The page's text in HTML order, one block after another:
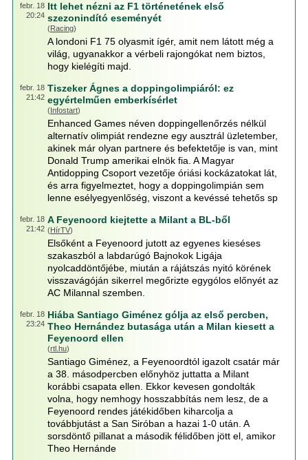
febr. 18
20:24
Itt lehet nézni az F1 történetének első
szezonindító eseményét
(Racing)
A londoni F1 75 olyasmit ígér, amit nem látott még a
világ, ugyanakkor a vérbeli rajongókat nem biztos,
hogy kielégíti majd.
febr. 18
21:42
Tiszeker Ágnes a doppingolimpiáról: ez
egyértelműen emberkísérlet
(Infostart)
Enhanced Games néven doppingellenőrzés nélkül
alternatív olimpiát rendezne egy ausztrál üzletember,
akinek már olyan partnere és befektetője is van, mint
Donald Trump amerikai elnök fia. A Magyar
Antidopping Csoport vezetője óriási kockázatokat lát,
és arra figyelmeztet, hogy a doppingolimpián sem
lenne esélyegyenlőség, viszont a kevéssé tehetős sp
febr. 18
21:42
A Feyenoord kiejtette a Milant a BL-ből
(HírTV)
Elsőként a Feyenoord jutott az egyenes kieséses
szakaszból a labdarúgó Bajnokok Ligája
nyolcaddöntőjébe, miután a rájátszás nyitó körének
visszavágóján sikerrel megőrizte egygólos előnyét az
AC Milannal szemben.
febr. 18
23:24
Hiába Santiago Giménez gólja az első percben,
Theo Hernández butasága után a Milan kiesett a
Feyenoord ellen
(rtl.hu)
Santiago Giménez, a Feyenoordtól igazolt csatár már
a 38. másodpercben előnyhöz juttatta a Milant
korábbi csapata ellen. Ekkor kevesen gondolták
volna, hogy nemhogy hosszabbítás nem lesz, de a
Feyenoord rendes játékidőben kiharcolja a
továbbjutást a San Siróban a hazai 1-0 után. A
sorsdöntő pillanat a második félidőben jött el, amikor
Theo Hernánde